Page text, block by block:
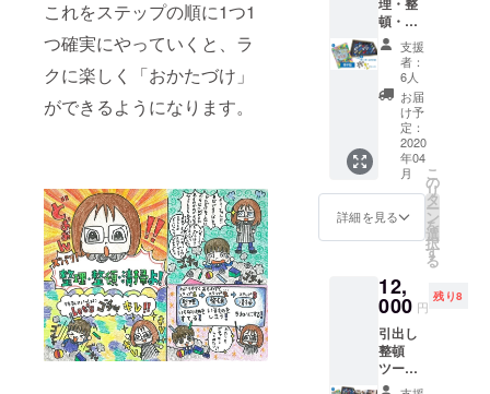
これをステップの順に1つ1
つ確実にやっていくと、ラ
クに楽しく「おかたづけ」
ができるようになります。
いる子育て
応援企業の
経営者。
スローガン
は「働く幸
せを感じら
れる会社を
て。」
学生、幼稚
園児、3児の
パパ。妻と
はいつも仲
良し（笑）
でお届
けしま
す。
オー
ダーメ
イドで
加工済
みの完
成品を
お届け
しま
す。
オー
受け付
けま
す。
【仕
様】 上
面用
シー
頓・清
掃）で
学んだ
こと
を、実
践する
ための
ツール
です。
子ども
のため
の3S教
本「ゴ
チャキ
イド」
（冊子
版）を
セット
でお届
けしま
す。
支援
者：
6人
お届
け予
定：
2020
年04
月
詳細を見る
こ
の
リ
タ
ー
ン
を
選
択
す
る
12,
000 円
残り8
引出し
整頓
ツール
「ゴ